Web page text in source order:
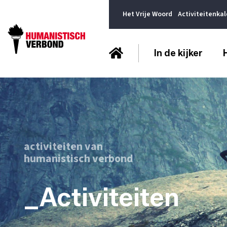
Het Vrije Woord
In de kijker
activiteiten van
humanistisch verbond
_Activiteiten